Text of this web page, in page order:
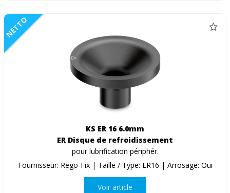
NETTO
KS ER 16 6.0mm
ER Disque de refroidissement
pour lubrification périphér.
Fournisseur: Rego-Fix | Taille / Type: ER16 | Arrosage: Oui
Voir article